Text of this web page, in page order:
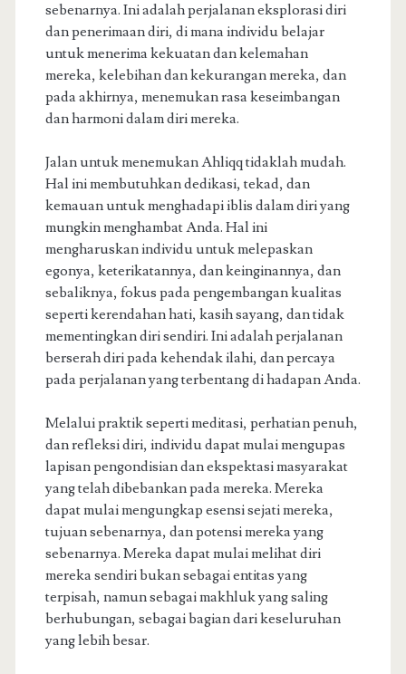
sebenarnya. Ini adalah perjalanan eksplorasi diri
dan penerimaan diri, di mana individu belajar
untuk menerima kekuatan dan kelemahan
mereka, kelebihan dan kekurangan mereka, dan
pada akhirnya, menemukan rasa keseimbangan
dan harmoni dalam diri mereka.
Jalan untuk menemukan Ahliqq tidaklah mudah.
Hal ini membutuhkan dedikasi, tekad, dan
kemauan untuk menghadapi iblis dalam diri yang
mungkin menghambat Anda. Hal ini
mengharuskan individu untuk melepaskan
egonya, keterikatannya, dan keinginannya, dan
sebaliknya, fokus pada pengembangan kualitas
seperti kerendahan hati, kasih sayang, dan tidak
mementingkan diri sendiri. Ini adalah perjalanan
berserah diri pada kehendak ilahi, dan percaya
pada perjalanan yang terbentang di hadapan Anda.
Melalui praktik seperti meditasi, perhatian penuh,
dan refleksi diri, individu dapat mulai mengupas
lapisan pengondisian dan ekspektasi masyarakat
yang telah dibebankan pada mereka. Mereka
dapat mulai mengungkap esensi sejati mereka,
tujuan sebenarnya, dan potensi mereka yang
sebenarnya. Mereka dapat mulai melihat diri
mereka sendiri bukan sebagai entitas yang
terpisah, namun sebagai makhluk yang saling
berhubungan, sebagai bagian dari keseluruhan
yang lebih besar.